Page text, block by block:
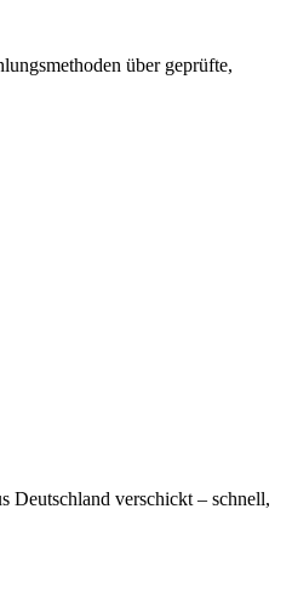
über geprüfte,
Deutschland verschickt – schnell,